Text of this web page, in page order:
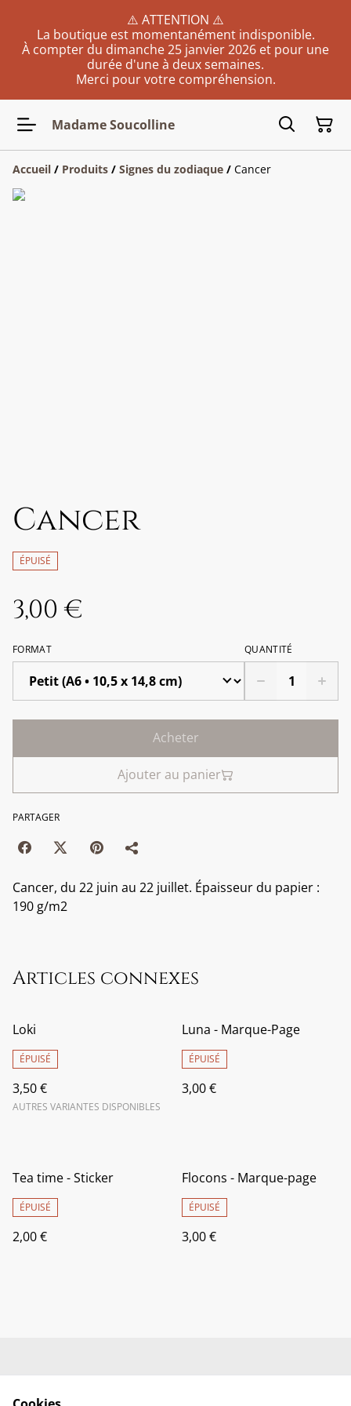
⚠️ ATTENTION ⚠️
La boutique est momentanément indisponible.
À compter du dimanche 25 janvier 2026 et pour une
durée d'une à deux semaines.
Merci pour votre compréhension.
Madame Soucolline
Accueil / Produits / Signes du zodiaque / Cancer
Cancer
ÉPUISÉ
3,00 €
FORMAT QUANTITÉ
Acheter
Ajouter au panier
PARTAGER
Cancer, du 22 juin au 22 juillet. Épaisseur du papier :
190 g/m2
Articles connexes
Loki
ÉPUISÉ
3,50 €
AUTRES VARIANTES DISPONIBLES
Luna - Marque-Page
ÉPUISÉ
3,00 €
Tea time - Sticker
ÉPUISÉ
2,00 €
Flocons - Marque-page
ÉPUISÉ
3,00 €